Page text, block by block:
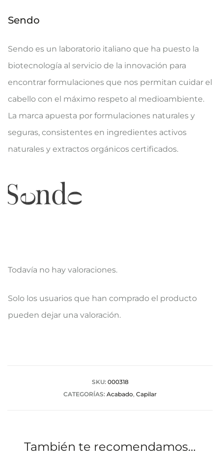
Sendo
Sendo es un laboratorio italiano que ha puesto la
biotecnología al servicio de la innovación para
encontrar formulaciones que nos permitan cuidar el
cabello con el máximo respeto al medioambiente.
La marca apuesta por formulaciones naturales y
seguras, consistentes en ingredientes activos
naturales y extractos orgánicos certificados.
V
a
Todavía no hay valoraciones.
Solo los usuarios que han comprado el producto
pueden dejar una valoración.
SKU: 000318
CATEGORÍAS: Acabado, Capilar
También te recomendamos…